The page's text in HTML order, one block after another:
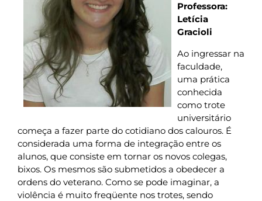
Professora:
Letícia
Gracioli
Ao ingressar na
faculdade,
uma prática
conhecida
como trote
universitário
começa a fazer parte do cotidiano dos calouros. É
considerada uma forma de integração entre os
alunos, que consiste em tornar os novos colegas,
bixos. Os mesmos são submetidos a obedecer a
ordens do veterano. Como se pode imaginar, a
violência é muito freqüente nos trotes, sendo